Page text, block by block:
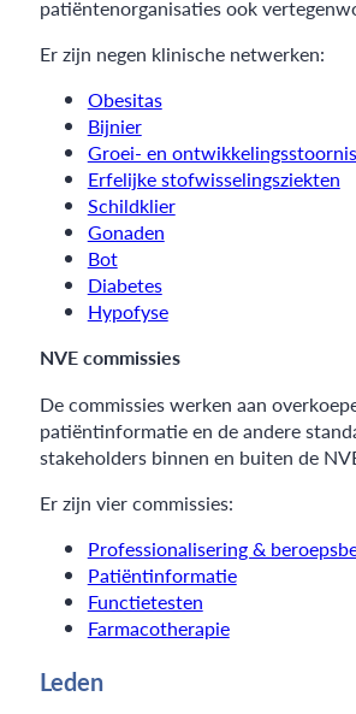
patiëntenorganisaties ook
Er zijn negen klinische netwerken:
Obesitas
Bijnier
Groei- en
Erfelijke stofwisselingsziekten
Schildklier
Gonaden
Bot
Diabetes
Hypofyse
NVE commissies
De commissies werken aan
patiëntinformatie en de andere
stakeholders binnen en buiten de
Er zijn vier commissies:
Professionalisering &
Patiëntinformatie
Functietesten
Farmacotherapie
Leden